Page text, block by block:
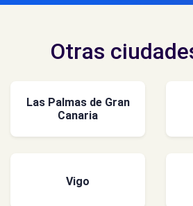
Otras
Las Palmas de Gran
Canaria
Vigo